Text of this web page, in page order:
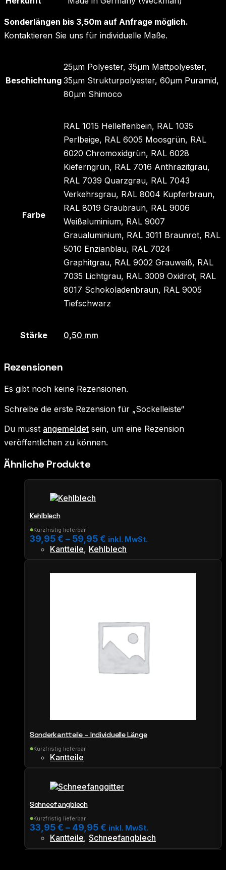
Sonderlängen bis 3,50m auf Anfrage möglich.
Kontaktieren Sie uns für individuelle Maße.
Beschichtung
25µm Polyester, 35µm Mattpolyester,
35µm Strukturpolyester, 60µm Puramid,
80µm Shimoco
Farbe
RAL 1015 Hellelfenbein, RAL 1035
Perlbeige, RAL 6005 Moosgrün, RAL
6020 Chromoxidgrün, RAL 6028
Kieferngrün, RAL 7016 Anthrazitgrau,
RAL 7039 Quarzgrau, RAL 7043
Verkehrsgrau, RAL 8004 Kupferbraun,
RAL 8019 Graubraun, RAL 9006
Weißaluminium, RAL 9007
Graualuminium, RAL 3011 Braunrot, RAL
5010 Enzianblau, RAL 7024
Graphitgrau, RAL 9002 Grauweiß, RAL
7035 Lichtgrau, RAL 3009 Oxidrot, RAL
8017 Schokoladenbraun, RAL 9005
Tiefschwarz
Stärke 0,50 mm
Rezensionen
Es gibt noch keine Rezensionen.
Schreibe die erste Rezension für „Sockelleiste“
Du musst angemeldet sein, um eine Rezension
veröffentlichen zu können.
Ähnliche Produkte
Kehlblech
●Kurzfristig lieferbar
39,95€ – 59,95€ inkl. MwSt.
Kantteile, Kehlblech
Sonderkantteile – Individuelle Länge
●Kurzfristig lieferbar
Kantteile
Schneefangblech
●Kurzfristig lieferbar
33,95€ – 49,95€ inkl. MwSt.
Kantteile, Schneefangblech